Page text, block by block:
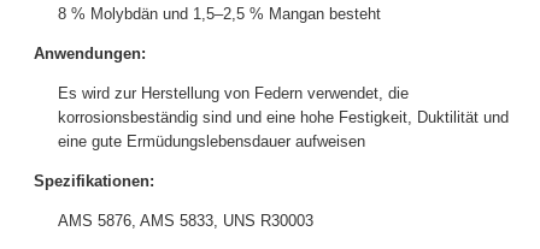
8 % Molybdän und 1,5–2,5 % Mangan besteht
Anwendungen:
Es wird zur Herstellung von Federn verwendet, die
korrosionsbeständig sind und eine hohe Festigkeit, Duktilität und
eine gute Ermüdungslebensdauer aufweisen
Spezifikationen:
AMS 5876, AMS 5833, UNS R30003